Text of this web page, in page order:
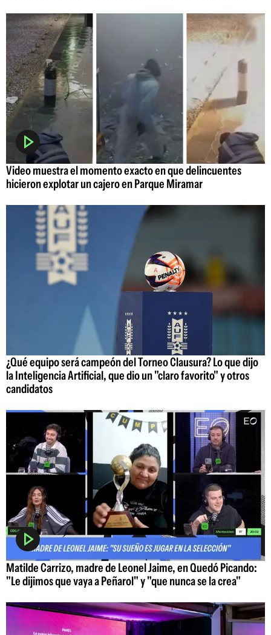
Video muestra el momento exacto en que delincuentes
hicieron explotar un cajero en Parque Miramar
¿Qué equipo será campeón del Torneo Clausura? Lo que dijo
la Inteligencia Artificial, que dio un "claro favorito" y otros
candidatos
Matilde Carrizo, madre de Leonel Jaime, en Quedó Picando:
"Le dijimos que vaya a Peñarol" y "que nunca se la crea"